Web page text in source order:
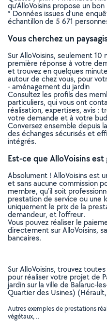
qu’AlloVoisins propose un
* Données issues d’une
échantillon de 5 671
Vous cherchez un
Sur AlloVoisins, seulement
première réponse à votre
et trouvez en quelques
autour de chez vous, pour
- aménagement du jardin
Consultez les profils des
particuliers, qui vous ont
réalisation, expertises, avis :
votre demande et à votre
Conversez ensemble depuis
des échanges sécurisés et
intégrés.
Est-ce que AlloVoisins
Absolument ! AlloVoisins est
et sans aucune commission
membre, qu’il soit
prestation de service ou une
uniquement le prix de la
demandeur, et l’offreur.
Vous pouvez réaliser le
directement sur AlloVoisins,
bancaires.
Sur AlloVoisins, trouvez
pour réaliser votre projet de
jardin sur la ville de Balaruc-
Quartier des Usines) (Hérault,
Autres exemples de prestations
végétaux, ..